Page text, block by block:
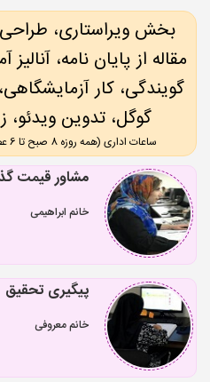
بخش ویراستاری، طراحی
مقاله از پایان نامه،
گویندگی، کار
گوگل، تدوین ویدئو،
ساعات اداری (همه روزه 8 صبح تا 6 عصر، پنج شنبه ها تا 3 عصر )
مشاور قیمت
خانم ابراهیمی
پیگیری تحقیق
خانم معروفی